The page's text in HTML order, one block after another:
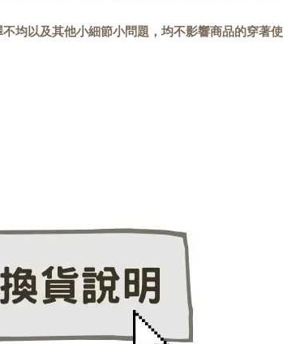
均以及其他小細節小問題，均不影響商品的穿著